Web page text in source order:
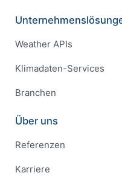
Weather APIs
Klimadaten-Services
Branchen
Über uns
Referenzen
Karriere